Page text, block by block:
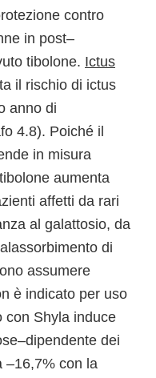
contro
in post–
tibolone. Ictus
il rischio di ictus
anno di
4.8). Poiché il
in misura
aumenta
affetti da rari
al galattosio, da
di
assumere
è indicato per uso
con Shyla induce
dei
–16,7% con la